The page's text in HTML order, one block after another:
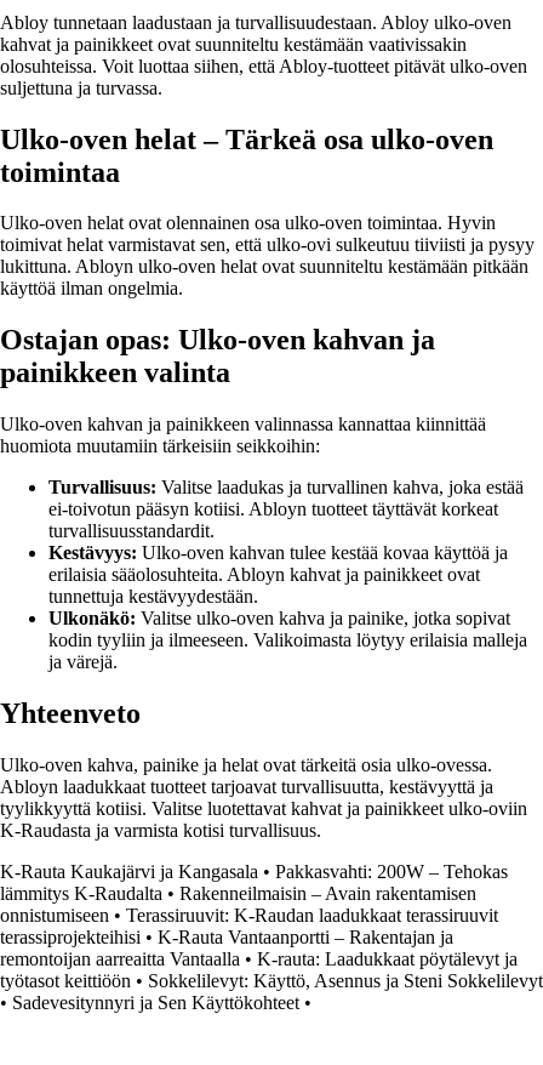
Abloy tunnetaan laadustaan ja turvallisuudestaan. Abloy ulko-oven
kahvat ja painikkeet ovat suunniteltu kestämään vaativissakin
olosuhteissa. Voit luottaa siihen, että Abloy-tuotteet pitävät ulko-oven
suljettuna ja turvassa.
Ulko-oven helat – Tärkeä osa ulko-oven
toimintaa
Ulko-oven helat ovat olennainen osa ulko-oven toimintaa. Hyvin
toimivat helat varmistavat sen, että ulko-ovi sulkeutuu tiiviisti ja pysyy
lukittuna. Abloyn ulko-oven helat ovat suunniteltu kestämään pitkään
käyttöä ilman ongelmia.
Ostajan opas: Ulko-oven kahvan ja
painikkeen valinta
Ulko-oven kahvan ja painikkeen valinnassa kannattaa kiinnittää
huomiota muutamiin tärkeisiin seikkoihin:
Turvallisuus: Valitse laadukas ja turvallinen kahva, joka estää
ei-toivotun pääsyn kotiisi. Abloyn tuotteet täyttävät korkeat
turvallisuusstandardit.
Kestävyys: Ulko-oven kahvan tulee kestää kovaa käyttöä ja
erilaisia sääolosuhteita. Abloyn kahvat ja painikkeet ovat
tunnettuja kestävyydestään.
Ulkonäkö: Valitse ulko-oven kahva ja painike, jotka sopivat
kodin tyyliin ja ilmeeseen. Valikoimasta löytyy erilaisia malleja
ja värejä.
Yhteenveto
Ulko-oven kahva, painike ja helat ovat tärkeitä osia ulko-ovessa.
Abloyn laadukkaat tuotteet tarjoavat turvallisuutta, kestävyyttä ja
tyylikkyyttä kotiisi. Valitse luotettavat kahvat ja painikkeet ulko-oviin
K-Raudasta ja varmista kotisi turvallisuus.
K-Rauta Kaukajärvi ja Kangasala • Pakkasvahti: 200W – Tehokas
lämmitys K-Raudalta • Rakenneilmaisin – Avain rakentamisen
onnistumiseen • Terassiruuvit: K-Raudan laadukkaat terassiruuvit
terassiprojekteihisi • K-Rauta Vantaanportti – Rakentajan ja
remontoijan aarreaitta Vantaalla • K-rauta: Laadukkaat pöytälevyt ja
työtasot keittiöön • Sokkelilevyt: Käyttö, Asennus ja Steni Sokkelilevyt
• Sadevesitynnyri ja Sen Käyttökohteet •